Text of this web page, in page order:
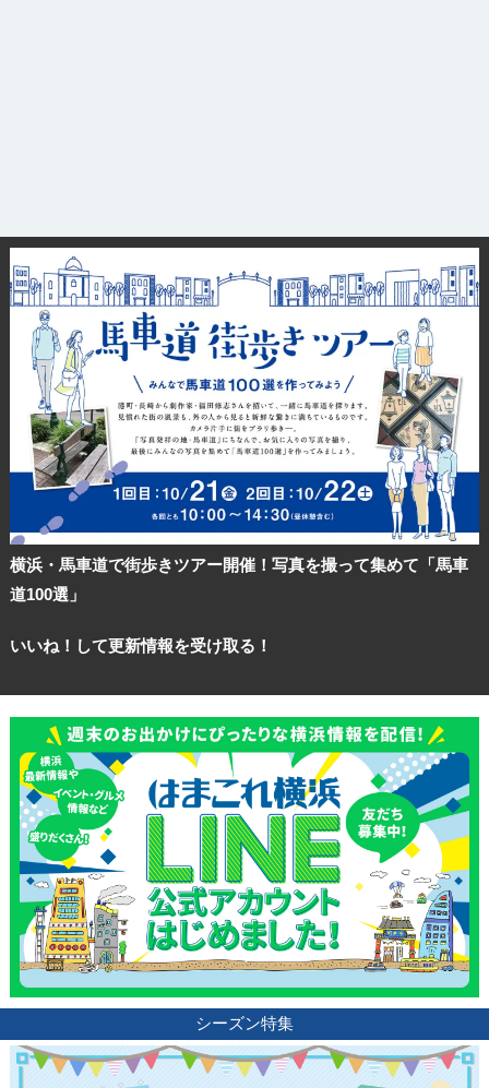
横浜・馬車道で街歩きツアー開催！写真を撮って集めて「馬車
道100選」
いいね！して更新情報を受け取る！
シーズン特集